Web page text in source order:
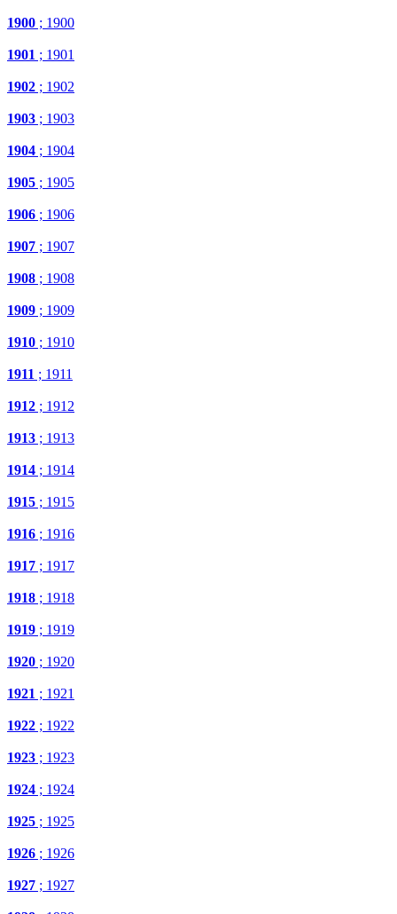
1900 ; 1900
1901 ; 1901
1902 ; 1902
1903 ; 1903
1904 ; 1904
1905 ; 1905
1906 ; 1906
1907 ; 1907
1908 ; 1908
1909 ; 1909
1910 ; 1910
1911 ; 1911
1912 ; 1912
1913 ; 1913
1914 ; 1914
1915 ; 1915
1916 ; 1916
1917 ; 1917
1918 ; 1918
1919 ; 1919
1920 ; 1920
1921 ; 1921
1922 ; 1922
1923 ; 1923
1924 ; 1924
1925 ; 1925
1926 ; 1926
1927 ; 1927